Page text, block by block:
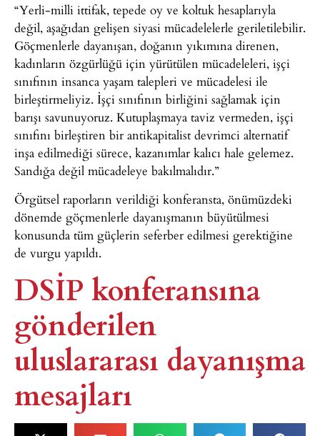
“Yerli-milli ittifak, tepede oy ve koltuk hesaplarıyla
değil, aşağıdan gelişen siyasi mücadelelerle geriletilebilir.
Göçmenlerle dayanışan, doğanın yıkımına direnen,
kadınların özgürlüğü için yürütülen mücadeleleri, işçi
sınıfının insanca yaşam talepleri ve mücadelesi ile
birleştirmeliyiz. İşçi sınıfının birliğini sağlamak için
barışı savunuyoruz. Kutuplaşmaya taviz vermeden, işçi
sınıfını birleştiren bir antikapitalist devrimci alternatif
inşa edilmediği sürece, kazanımlar kalıcı hale gelemez.
Sandığa değil mücadeleye bakılmalıdır.”
Örgütsel raporların verildiği konferansta, önümüzdeki
dönemde göçmenlerle dayanışmanın büyütülmesi
konusunda tüm güçlerin seferber edilmesi gerektiğine
de vurgu yapıldı.
DSİP konferansına
gönderilen
uluslararası dayanışma
mesajları